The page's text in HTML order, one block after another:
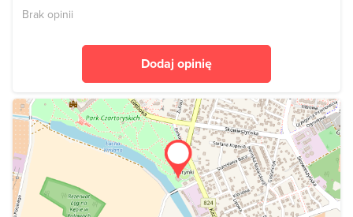
Brak opinii
Dodaj opinię